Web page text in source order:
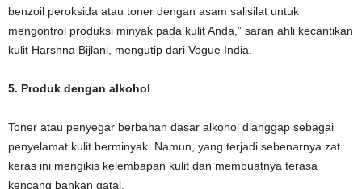
benzoil peroksida atau toner dengan asam salisilat untuk
mengontrol produksi minyak pada kulit Anda,” saran ahli kecantikan
kulit Harshna Bijlani, mengutip dari Vogue India.
5. Produk dengan alkohol
Toner atau penyegar berbahan dasar alkohol dianggap sebagai
penyelamat kulit berminyak. Namun, yang terjadi sebenarnya zat
keras ini mengikis kelembapan kulit dan membuatnya terasa
kencang bahkan gatal.